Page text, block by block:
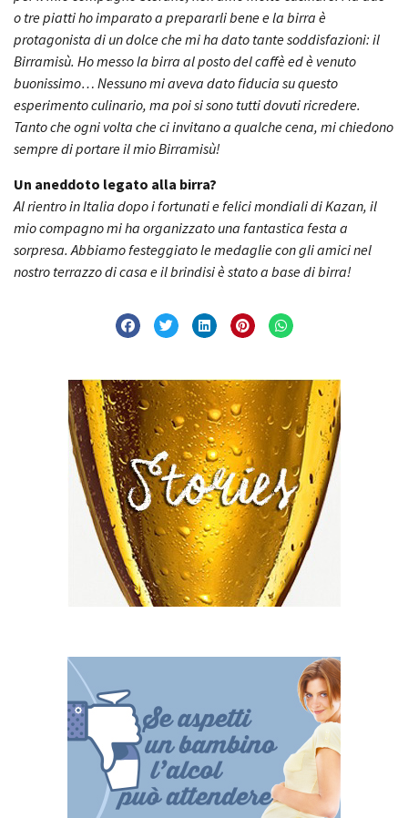
o tre piatti ho imparato a prepararli bene e la birra è
protagonista di un dolce che mi ha dato tante soddisfazioni: il
Birramisù. Ho messo la birra al posto del caffè ed è venuto
buonissimo… Nessuno mi aveva dato fiducia su questo
esperimento culinario, ma poi si sono tutti dovuti ricredere.
Tanto che ogni volta che ci invitano a qualche cena, mi chiedono
sempre di portare il mio Birramisù!
Un aneddoto legato alla birra?
Al rientro in Italia dopo i fortunati e felici mondiali di Kazan, il
mio compagno mi ha organizzato una fantastica festa a
sorpresa. Abbiamo festeggiato le medaglie con gli amici nel
nostro terrazzo di casa e il brindisi è stato a base di birra!